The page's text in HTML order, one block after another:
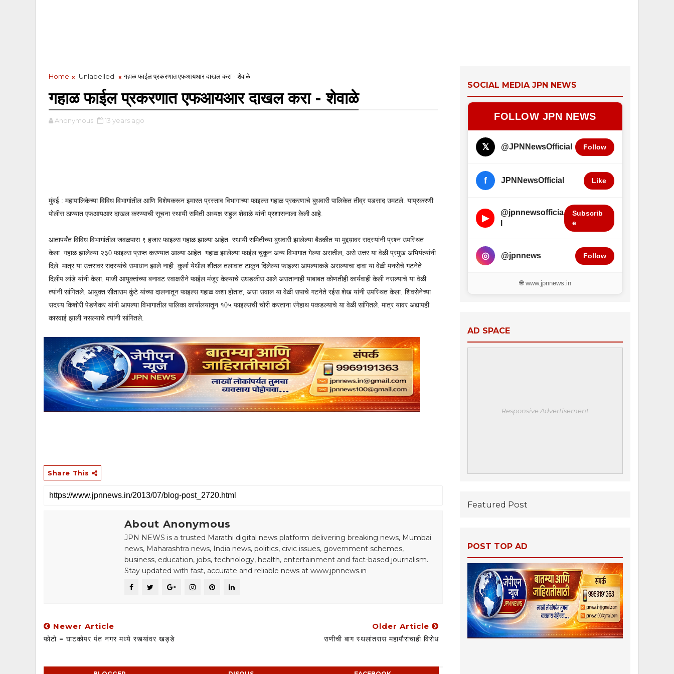
Home Unlabelled गहाळ फाईल प्रकरणात एफआयआर दाखल करा - शेवाळे
गहाळ फाईल प्रकरणात एफआयआर दाखल करा - शेवाळे
Anonymous 13 years ago
मुंबई : महापालिकेच्या विविध विभागांतील आणि विशेषकरून इमारत प्रस्ताव विभागाच्या फाइल्स गहाळ प्रकरणाचे बुधवारी पालिकेत तीव्र पडसाद उमटले. याप्रकरणी
पोलीस ठाण्यात एफआयआर दाखल करण्याची सूचना स्थायी समिती अध्यक्ष राहुल शेवाळे यांनी प्रशासनाला केली आहे.
आतापर्यंत विविध विभागांतील जवळपास ९ हजार फाइल्स गहाळ झाल्या आहेत. स्थायी समितीच्या बुधवारी झालेल्या बैठकीत या मुद्दय़ावर सदस्यांनी प्रश्न उपस्थित
केला. गहाळ झालेल्या २३0 फाइल्स प्राप्त करण्यात आल्या आहेत. गहाळ झालेल्या फाईल चुकून अन्य विभागात गेल्या असतील, असे उत्तर या वेळी प्रमुख अभियंत्यांनी
दिले. मात्र या उत्तरावर सदस्यांचे समाधान झाले नाही. कुर्ला येथील शीतल तलावात टाकून दिलेल्या फाइल्स आपल्याकडे असल्याचा दावा या वेळी मनसेचे गटनेते
दिलीप लांडे यांनी केला. माजी आयुक्तांच्या बनावट स्वाक्षरीने फाईल मंजूर केल्याचे उघडकीस आले असतानाही याबाबत कोणतीही कार्यवाही केली नसल्याचे या वेळी
त्यांनी सांगितले. आयुक्त सीताराम कुंटे यांच्या दालनातून फाइल्स गहाळ कशा होतात, असा सवाल या वेळी सपाचे गटनेते रईस शेख यांनी उपस्थित केला. शिवसेनेच्या
सदस्य किशोरी पेडणेकर यांनी आपल्या विभागातील पालिका कार्यालयातून १0५ फाइल्सची चोरी करताना रंगेहाथ पकडल्याचे या वेळी सांगितले. मात्र यावर अद्यापही
कारवाई झाली नसल्याचे त्यांनी सांगितले.
Share This
About Anonymous
JPN NEWS is a trusted Marathi digital news platform delivering breaking news, Mumbai
news, Maharashtra news, India news, politics, civic issues, government schemes,
business, education, jobs, technology, health, entertainment and fact-based journalism.
Stay updated with fast, accurate and reliable news at www.jpnnews.in
Newer Article
फोटो = घाटकोपर पंत नगर मध्ये रस्त्यांवर खड्डे
Older Article
राणीची बाग स्थलांतरास महापौरांचाही विरोध
SOCIAL MEDIA JPN NEWS
FOLLOW JPN NEWS
𝕏 @JPNNewsOfficial Follow
f JPNNewsOfficial Like
▶
@jpnnewsofficia
Subscrib
e
◎ @jpnnews Follow
🌐 www.jpnnews.in
AD SPACE
Responsive Advertisement
Featured Post
POST TOP AD